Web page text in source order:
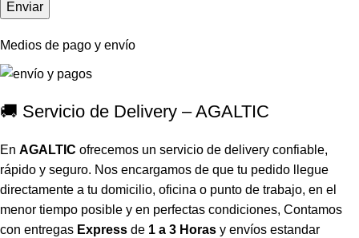
Medios de pago y envío
🚚 Servicio de Delivery – AGALTIC
En AGALTIC ofrecemos un servicio de delivery confiable,
rápido y seguro. Nos encargamos de que tu pedido llegue
directamente a tu domicilio, oficina o punto de trabajo, en el
menor tiempo posible y en perfectas condiciones, Contamos
con entregas Express de 1 a 3 Horas y envíos estandar